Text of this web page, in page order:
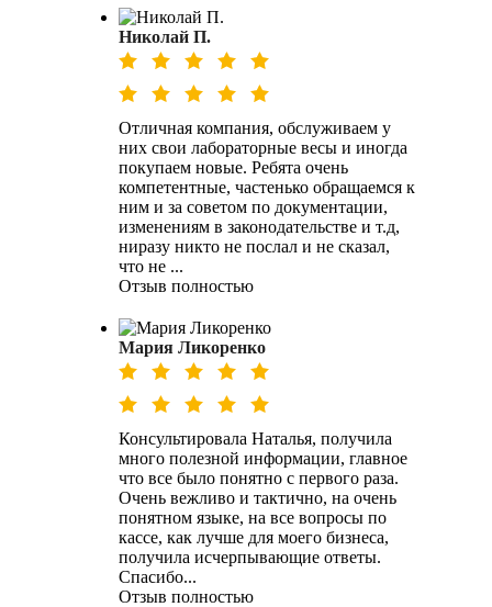
Николай П.
Отличная компания, обслуживаем у
них свои лабораторные весы и иногда
покупаем новые. Ребята очень
компетентные, частенько обращаемся к
ним и за советом по документации,
изменениям в законодательстве и т.д,
ниразу никто не послал и не сказал,
что не ...
Отзыв полностью
Мария Ликоренко
Консультировала Наталья, получила
много полезной информации, главное
что все было понятно с первого раза.
Очень вежливо и тактично, на очень
понятном языке, на все вопросы по
кассе, как лучше для моего бизнеса,
получила исчерпывающие ответы.
Спасибо...
Отзыв полностью